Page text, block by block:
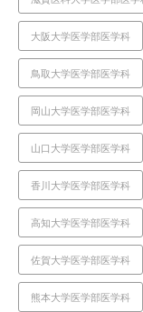
大阪大学医学部医学科
鳥取大学医学部医学科
岡山大学医学部医学科
山口大学医学部医学科
香川大学医学部医学科
高知大学医学部医学科
佐賀大学医学部医学科
熊本大学医学部医学科